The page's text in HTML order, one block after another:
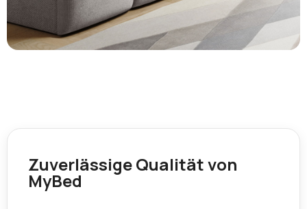
Zuverlässige Qualität von
MyBed